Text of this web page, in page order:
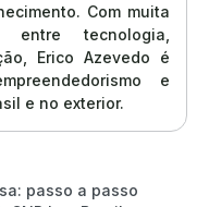
Com muita
entre tecnologia,
Erico Azevedo é
e
e no exterior.
passo a passo